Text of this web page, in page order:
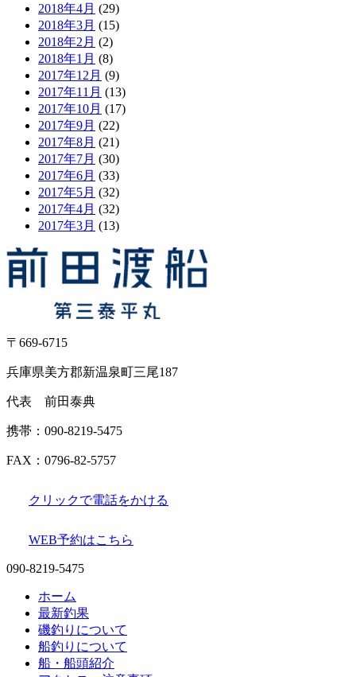
2018年4月 (29)
2018年3月 (15)
2018年2月 (2)
2018年1月 (8)
2017年12月 (9)
2017年11月 (13)
2017年10月 (17)
2017年9月 (22)
2017年8月 (21)
2017年7月 (30)
2017年6月 (33)
2017年5月 (32)
2017年4月 (32)
2017年3月 (13)
〒669-6715
兵庫県美方郡新温泉町三尾187
代表 前田泰典
携帯：090-8219-5475
FAX：0796-82-5757
クリックで電話をかける
WEB予約はこちら
090-8219-5475
ホーム
最新釣果
磯釣りについて
船釣りについて
船・船頭紹介